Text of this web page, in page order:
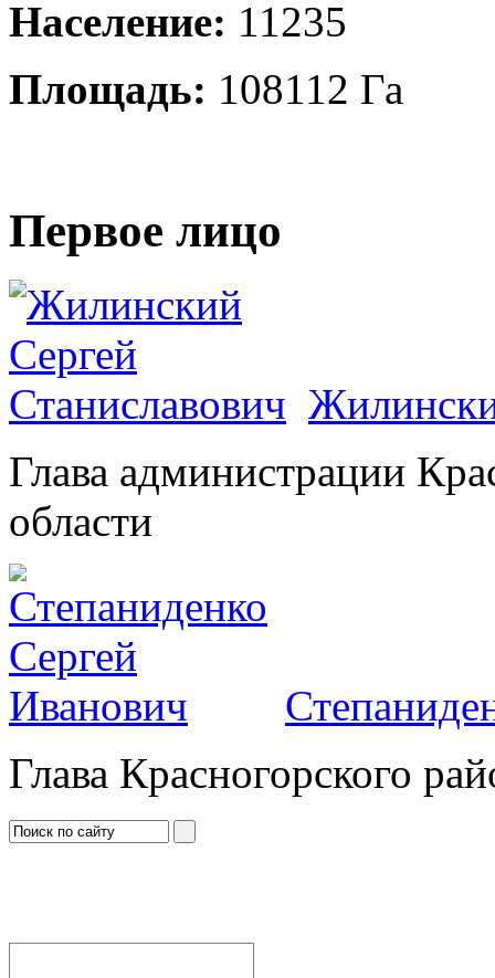
Население: 11235
Площадь: 108112 Га
Первое лицо
Глава администрации
области
Глава Красногорского